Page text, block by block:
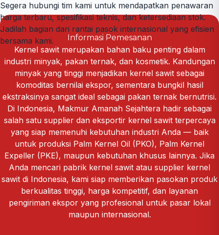
Segera hubungi tim kami untuk mendapatkan penawaran
harga terbaru, spesifikasi teknis, dan ketersediaan stok.
Jadilah bagian dari rantai pasok internasional yang efisien
bersama kami.
Informasi Pemesanan
Kernel sawit merupakan bahan baku penting dalam
industri minyak, pakan ternak, dan kosmetik. Kandungan
minyak yang tinggi menjadikan kernel sawit sebagai
komoditas bernilai ekspor, sementara bungkil hasil
ekstraksinya sangat ideal sebagai pakan ternak bernutrisi.
Di Indonesia, Makmur Amanah Sejahtera hadir sebagai
salah satu supplier dan eksportir kernel sawit terpercaya
yang siap memenuhi kebutuhan industri Anda — baik
untuk produksi Palm Kernel Oil (PKO), Palm Kernel
Expeller (PKE), maupun kebutuhan khusus lainnya. Jika
Anda mencari pabrik kernel sawit atau supplier kernel
sawit di Indonesia, kami siap memberikan pasokan produk
berkualitas tinggi, harga kompetitif, dan layanan
pengiriman ekspor yang profesional untuk pasar lokal
maupun internasional.